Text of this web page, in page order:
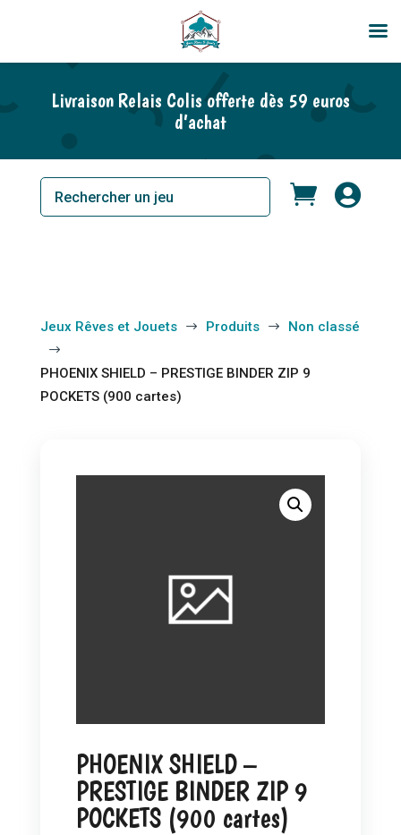
Livraison Relais Colis offerte dès 59 euros
d’achat
 
Jeux Rêves et Jouets $ Produits $ Non classé
$
PHOENIX SHIELD – PRESTIGE BINDER ZIP 9
POCKETS (900 cartes)
PHOENIX SHIELD –
PRESTIGE BINDER ZIP 9
POCKETS (900 cartes)